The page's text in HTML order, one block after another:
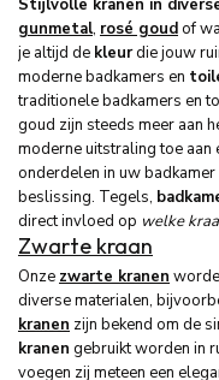
Stijlvolle kranen in
gunmetal, rosé goudof
je altijd de kleurdie jouw
moderne badkamers en
traditionele badkamers en
goud zijn steeds meer aan
moderne uitstraling toe aan
onderdelen in uw
beslissing. Tegels,
direct invloed op welke
Zwarte kraan
Onze zwarte kranen
diverse materialen,
kranen zijn bekend om de
kranen gebruikt worden in
voegen zij meteen een